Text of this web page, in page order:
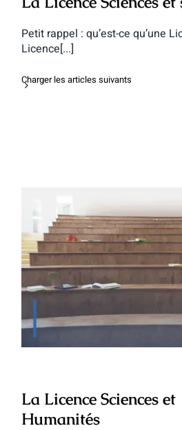
Petit rappel : qu’est-ce qu’une
Licence[...]
Charger les articles suivants
La Licence Sciences
La Licence Sciences et
Humanités